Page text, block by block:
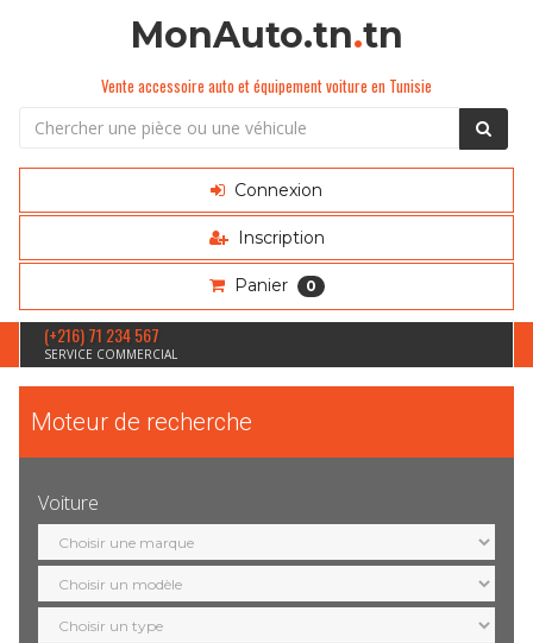
MonAuto.tn.tn
Vente accessoire auto et équipement voiture en Tunisie
Connexion
Inscription
Panier 0
(+216) 71 234 567
SERVICE COMMERCIAL
Moteur de recherche
Voiture
Sélection
marque
Sélection
modèle
Sélection
motorisation